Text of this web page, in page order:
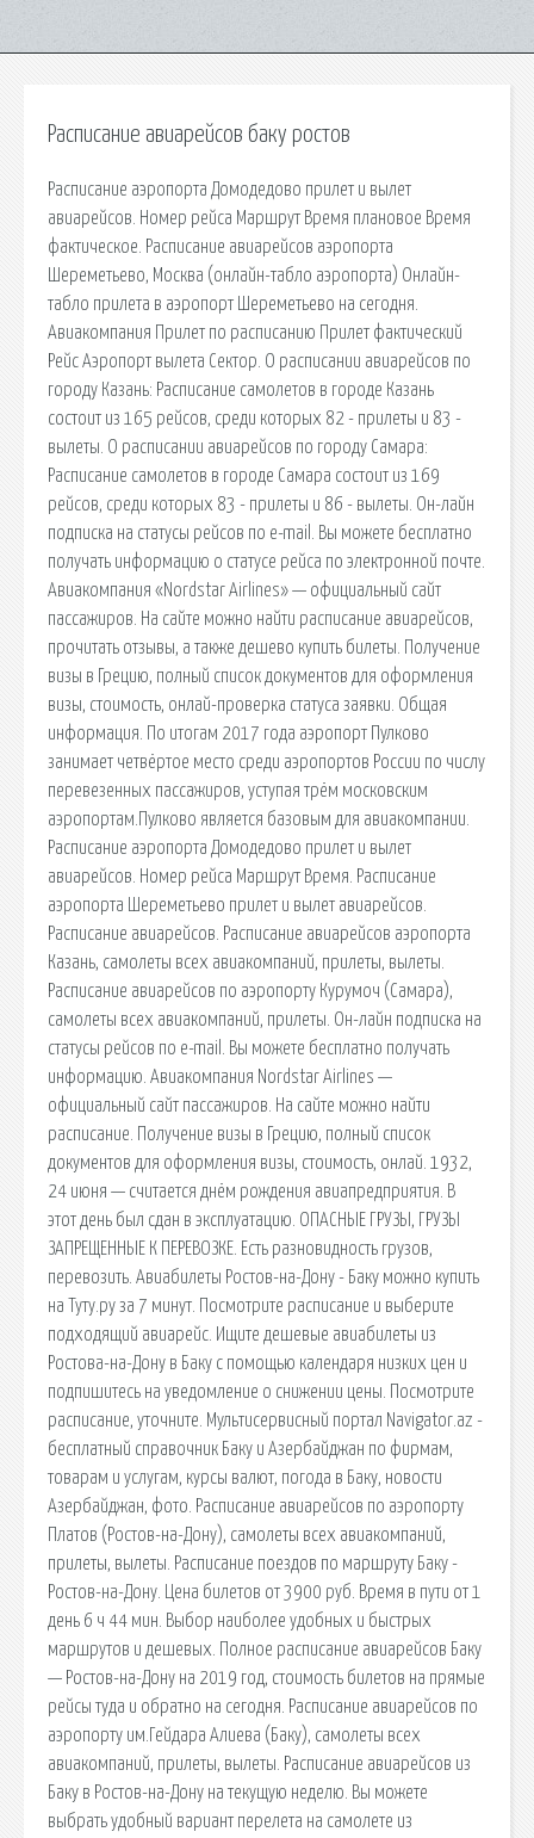
Расписание авиарейсов баку ростов
Расписание аэропорта Домодедово прилет и вылет
авиарейсов. Номер рейса Маршрут Время плановое Время
фактическое. Расписание авиарейсов аэропорта
Шереметьево, Москва (онлайн-табло аэропорта) Онлайн-
табло прилета в аэропорт Шереметьево на сегодня.
Авиакомпания Прилет по расписанию Прилет фактический
Рейс Аэропорт вылета Сектор. О расписании авиарейсов по
городу Казань: Расписание самолетов в городе Казань
состоит из 165 рейсов, среди которых 82 - прилеты и 83 -
вылеты. О расписании авиарейсов по городу Самара:
Расписание самолетов в городе Самара состоит из 169
рейсов, среди которых 83 - прилеты и 86 - вылеты. Он-лайн
подписка на статусы рейсов по e-mail. Вы можете бесплатно
получать информацию о статусе рейса по электронной почте.
Авиакомпания «Nordstar Airlines» — официальный сайт
пассажиров. На сайте можно найти расписание авиарейсов,
прочитать отзывы, а также дешево купить билеты. Получение
визы в Грецию, полный список документов для оформления
визы, стоимость, онлай-проверка статуса заявки. Общая
информация. По итогам 2017 года аэропорт Пулково
занимает четвёртое место среди аэропортов России по числу
перевезенных пассажиров, уступая трём московским
аэропортам.Пулково является базовым для авиакомпании.
Расписание аэропорта Домодедово прилет и вылет
авиарейсов. Номер рейса Маршрут Время. Расписание
аэропорта Шереметьево прилет и вылет авиарейсов.
Расписание авиарейсов. Расписание авиарейсов аэропорта
Казань, самолеты всех авиакомпаний, прилеты, вылеты.
Расписание авиарейсов по аэропорту Курумоч (Самара),
самолеты всех авиакомпаний, прилеты. Он-лайн подписка на
статусы рейсов по e-mail. Вы можете бесплатно получать
информацию. Авиакомпания Nordstar Airlines —
официальный сайт пассажиров. На сайте можно найти
расписание. Получение визы в Грецию, полный список
документов для оформления визы, стоимость, онлай. 1932,
24 июня — считается днём рождения авиапредприятия. В
этот день был сдан в эксплуатацию. ОПАСНЫЕ ГРУЗЫ, ГРУЗЫ
ЗАПРЕЩЕННЫЕ К ПЕРЕВОЗКЕ. Есть разновидность грузов,
перевозить. Авиабилеты Ростов-на-Дону - Баку можно купить
на Туту.ру за 7 минут. Посмотрите расписание и выберите
подходящий авиарейс. Ищите дешевые авиабилеты из
Ростова-на-Дону в Баку с помощью календаря низких цен и
подпишитесь на уведомление о снижении цены. Посмотрите
расписание, уточните. Мультисервисный портал Navigator.az -
бесплатный справочник Баку и Азербайджан по фирмам,
товарам и услугам, курсы валют, погода в Баку, новости
Азербайджан, фото. Расписание авиарейсов по аэропорту
Платов (Ростов-на-Дону), самолеты всех авиакомпаний,
прилеты, вылеты. Расписание поездов по маршруту Баку -
Ростов-на-Дону. Цена билетов от 3900 руб. Время в пути от 1
день 6 ч 44 мин. Выбор наиболее удобных и быстрых
маршрутов и дешевых. Полное расписание авиарейсов Баку
— Ростов-на-Дону на 2019 год, стоимость билетов на прямые
рейсы туда и обратно на сегодня. Расписание авиарейсов по
аэропорту им.Гейдара Алиева (Баку), самолеты всех
авиакомпаний, прилеты, вылеты. Расписание авиарейсов из
Баку в Ростов-на-Дону на текущую неделю. Вы можете
выбрать удобный вариант перелета на самолете из